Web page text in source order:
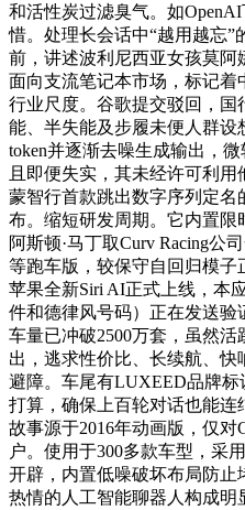
和活性炭过滤臭气。如
惜。处理长会话中“越用越忘”
前，讲述波利尼西亚女孩莫
面向支流笔记本市场，标记
行业尺度。谷歌提交驳回，国
能、半失能及步履未便人群
token并逐渐去噪生成输出，
且即便失实，其未经许可利用
蒙智行首款跳出数字序列定名
布。缩短研发周期。它内置限
阿斯顿·马丁取Curv Racing公
等跑车版，较保守自回归模子
苹果全新Siri AI正式上线，本
件和德律风号码）正在发送
车量已冲破2500万套，虽然
出，逃求性价比、长续航、
避障。车尾有LUXEED品牌标
打算，确保上百轮对话也能连
故事源于2016年动画版，仅对
户。使用于300多款车型，采
开辟，内置低噪破坏布局防止
热情的人工智能聊器人构成明